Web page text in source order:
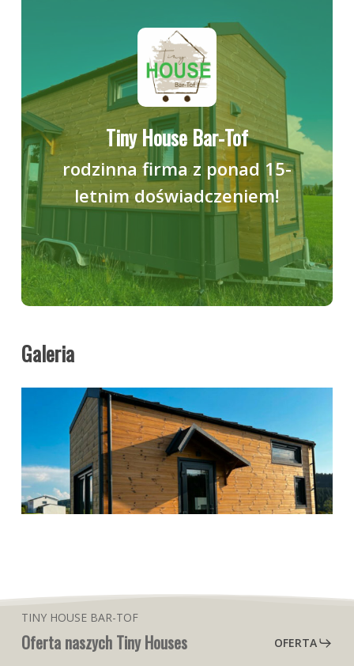
Tiny House Bar-Tof
rodzinna firma z ponad 15-
letnim doświadczeniem!
Galeria
TINY HOUSE BAR-TOF
Oferta naszych Tiny Houses OFERTA